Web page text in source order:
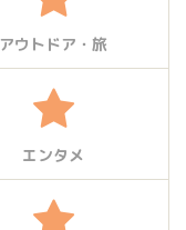
アウトドア・旅
エンタメ